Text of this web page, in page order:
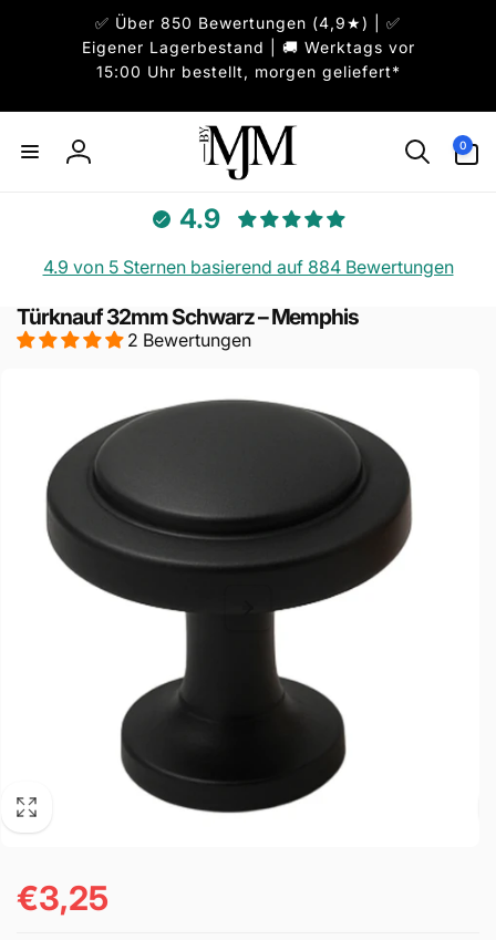
✅ Über 850 Bewertungen (4,9★) | ✅
Eigener Lagerbestand | 🚚 Werktags vor
15:00 Uhr bestellt, morgen geliefert*
Einloggen
0
Artikel
4.9
4.9 von 5 Sternen basierend auf 884 Bewertungen
Türknauf 32mm Schwarz – Memphis
2 Bewertungen
Normaler
€3,25